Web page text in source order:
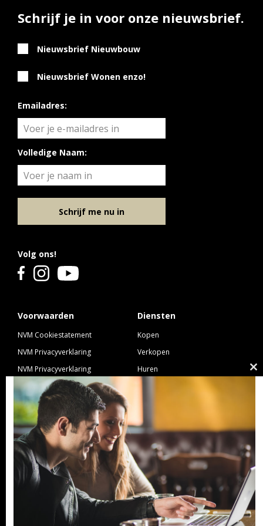
Voorwaarden
NVM Cookiestatement
NVM Privacyverklaring
NVM Privacyverklaring
Nieuwbouw
NVM Voorwaarden Consument
NVM Voorwaarden
Professionele Opdrachtgevers
Diensten
Kopen
Verkopen
Huren
Hypotheek
Verzekeren
Links
Ibiza Real Estate BDK
NieuwWonenUtrecht
Volg ons!
Schrijf je in voor onze nieuwsbrief.
Nieuwsbrief Nieuwbouw
Nieuwsbrief Wonen enzo!
Emailadres:
Volledige Naam:
Schrijf me nu in